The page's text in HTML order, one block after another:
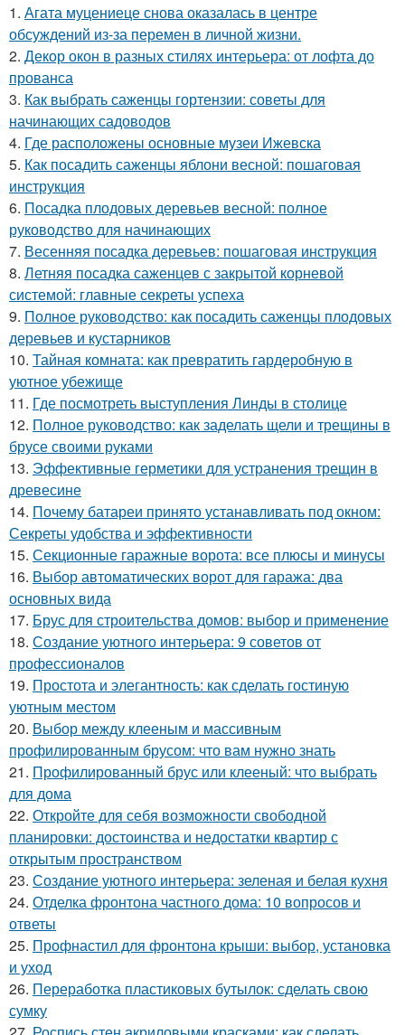
1. Агата муцениеце снова оказалась в центре
обсуждений из-за перемен в личной жизни.
2. Декор окон в разных стилях интерьера: от лофта до
прованса
3. Как выбрать саженцы гортензии: советы для
начинающих садоводов
4. Где расположены основные музеи Ижевска
5. Как посадить саженцы яблони весной: пошаговая
инструкция
6. Посадка плодовых деревьев весной: полное
руководство для начинающих
7. Весенняя посадка деревьев: пошаговая инструкция
8. Летняя посадка саженцев с закрытой корневой
системой: главные секреты успеха
9. Полное руководство: как посадить саженцы плодовых
деревьев и кустарников
10. Тайная комната: как превратить гардеробную в
уютное убежище
11. Где посмотреть выступления Линды в столице
12. Полное руководство: как заделать щели и трещины в
брусе своими руками
13. Эффективные герметики для устранения трещин в
древесине
14. Почему батареи принято устанавливать под окном:
Секреты удобства и эффективности
15. Секционные гаражные ворота: все плюсы и минусы
16. Выбор автоматических ворот для гаража: два
основных вида
17. Брус для строительства домов: выбор и применение
18. Создание уютного интерьера: 9 советов от
профессионалов
19. Простота и элегантность: как сделать гостиную
уютным местом
20. Выбор между клееным и массивным
профилированным брусом: что вам нужно знать
21. Профилированный брус или клееный: что выбрать
для дома
22. Откройте для себя возможности свободной
планировки: достоинства и недостатки квартир с
открытым пространством
23. Создание уютного интерьера: зеленая и белая кухня
24. Отделка фронтона частного дома: 10 вопросов и
ответы
25. Профнастил для фронтона крыши: выбор, установка
и уход
26. Переработка пластиковых бутылок: сделать свою
сумку